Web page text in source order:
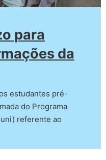
para
da
estudantes pré-
do Programa
referente ao